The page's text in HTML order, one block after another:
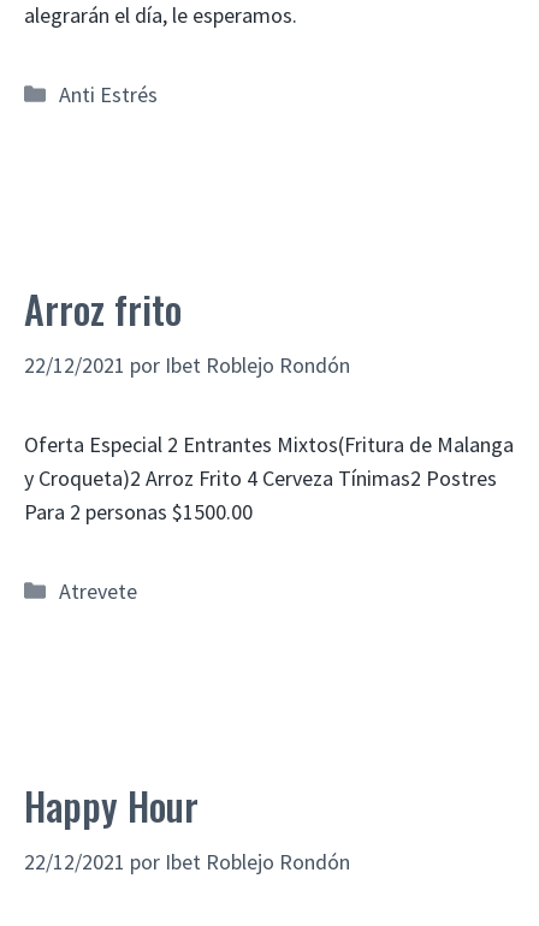
alegrarán el día, le esperamos.
Anti Estrés
Arroz frito
22/12/2021 por Ibet Roblejo Rondón
Oferta Especial 2 Entrantes Mixtos(Fritura de Malanga
y Croqueta)2 Arroz Frito 4 Cerveza Tínimas2 Postres
Para 2 personas $1500.00
Atrevete
Happy Hour
22/12/2021 por Ibet Roblejo Rondón